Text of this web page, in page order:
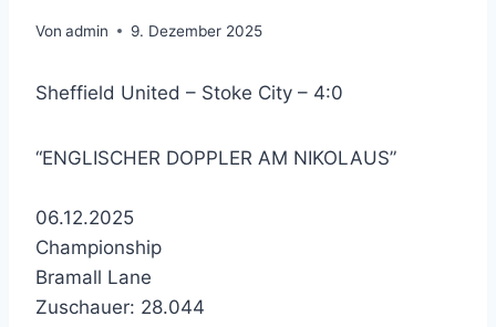
Von admin 9. Dezember 2025
Sheffield United – Stoke City – 4:0
“ENGLISCHER DOPPLER AM NIKOLAUS”
06.12.2025
Championship
Bramall Lane
Zuschauer: 28.044